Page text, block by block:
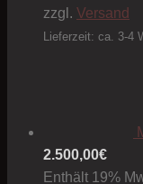
zzgl. Versand
Lieferzeit: ca. 3-4
2.500,00€
Enthält 19%